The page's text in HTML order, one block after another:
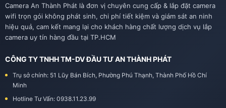
Camera An Thành Phát là đơn vị chuyên cung cấp & lắp đặt camera
wifi trọn gói không phát sinh, chi phí tiết kiệm và giám sát an ninh
hiệu quả, cam kết mang lại cho khách hàng chất lượng dịch vụ lắp
camera uy tín hàng đầu tại TP.HCM
CÔNG TY TNHH TM-DV ĐẦU TƯ AN THÀNH PHÁT
Trụ sở chính: 51 Lũy Bán Bích, Phường Phú Thạnh, Thành Phố Hồ Chí
Minh
Hotline Tư Vấn: 0938.11.23.99